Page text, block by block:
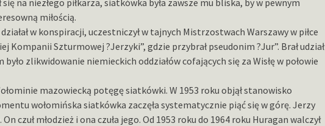
miłością.
w konspiracji, uczestniczył w tajnych Mistrzostwach Warszawy w piłce
Kompanii Szturmowej ?Jerzyki”, gdzie przybrał pseudonim ?Jur”. Brał udział
zlikwidowanie niemieckich oddziałów cofających się za Wisłę w połowie
mazowiecką potęgę siatkówki. W 1953 roku objął stanowisko
wołomińska siatkówka zaczęła systematycznie piąć się w górę. Jerzy
czuł młodzież i ona czuła jego. Od 1953 roku do 1964 roku Huragan walczył